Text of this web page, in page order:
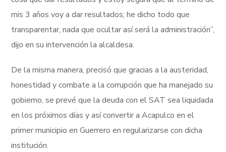
mis 3 años voy a dar resultados; he dicho todo que
transparentar, nada que ocultar así será la administración”,
dijo en su intervención la alcaldesa.
De la misma manera, precisó que gracias a la austeridad,
honestidad y combate a la corrupción que ha manejado su
gobierno, se prevé que la deuda con el SAT sea liquidada
en los próximos días y así convertir a Acapulco en el
primer municipio en Guerrero en regularizarse con dicha
institución.